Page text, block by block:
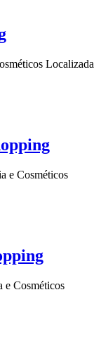
Localizada
e Cosméticos
e Cosméticos